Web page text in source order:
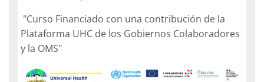
"Curso Financiado con una contribución de la
Plataforma UHC de los Gobiernos Colaboradores
y la OMS"